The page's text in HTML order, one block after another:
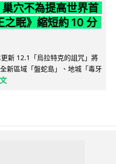
穴不為提高世界首
之眠》縮短約 10 分
新 12.1「烏拉特克的詛咒」將
新區域「盤蛇島」、地城「毒牙